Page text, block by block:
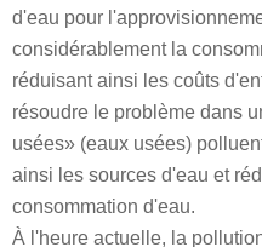
d'eau pour
considérablement la
réduisant ainsi les coûts
résoudre le problème dans
usées» (eaux usées)
ainsi les sources d'eau et
consommation d'eau.
À l'heure actuelle, la